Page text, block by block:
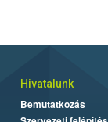
Hivatalunk
Bemutatkozás